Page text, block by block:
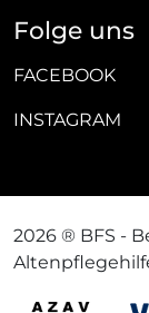
Folge uns
FACEBOOK
INSTAGRAM
2026 ® BFS -